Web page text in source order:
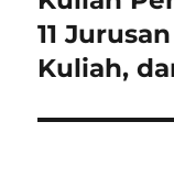
post:
11
Kuliah,